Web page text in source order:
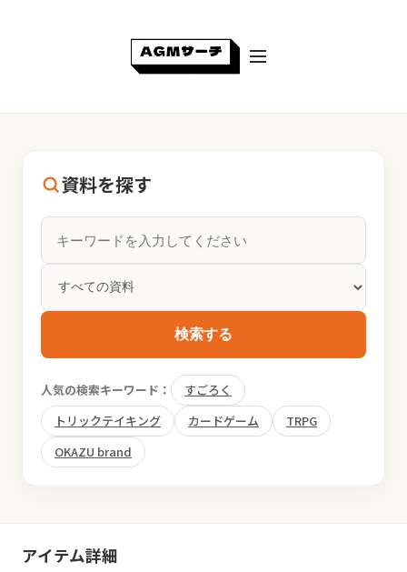
資料を探す
検索する
人気の検索キーワード：
すごろく
トリックテイキング
カードゲーム
TRPG
OKAZU brand
アイテム詳細